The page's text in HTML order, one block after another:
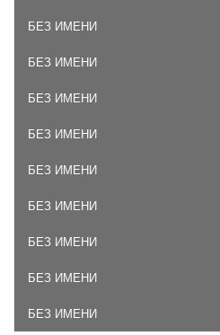
БЕЗ ИМЕНИ
БЕЗ ИМЕНИ
БЕЗ ИМЕНИ
БЕЗ ИМЕНИ
БЕЗ ИМЕНИ
БЕЗ ИМЕНИ
БЕЗ ИМЕНИ
БЕЗ ИМЕНИ
БЕЗ ИМЕНИ